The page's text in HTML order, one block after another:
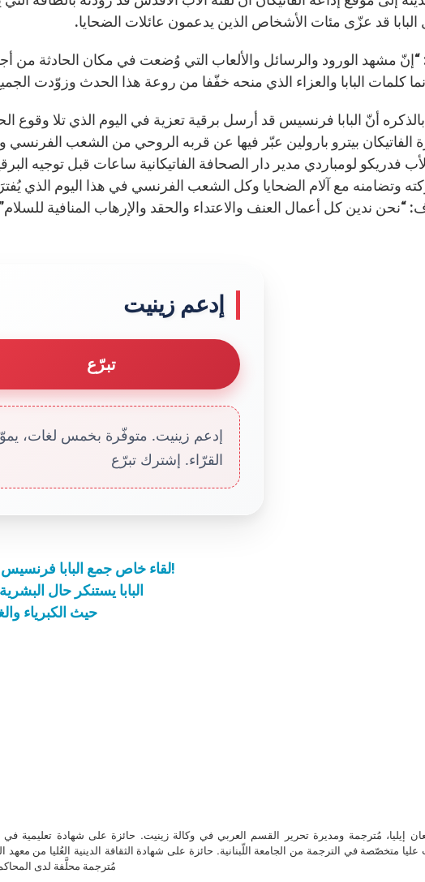
البابا قد عزّى مئات الأشخاص الذين يدعمون عائلات الضحايا.
“إنّ مشهد الورود والرسائل والألعاب التي وُضعت في مكان الحادثة من
إنما كلمات البابا والعزاء الذي منحه خفّفا من روعة هذا الحدث وزوّدت
أنّ البابا فرنسيس قد أرسل برقية تعزية في اليوم الذي تلا وقوع
الفاتيكان بيترو بارولين عبّر فيها عن قربه الروحي من الشعب
فدريكو لومباردي مدير دار الصحافة الفاتيكانية ساعات قبل توجيه
وتضامنه مع آلام الضحايا وكل الشعب الفرنسي في هذا اليوم الذي
“نحن ندين كل أعمال العنف والاعتداء والحقد والإرهاب المنافية
إدعم زينيت
تبرّع
إدعم زينيت. متوفّرة بخمس لغات،
القرّاء. إشترك تبرّع
لقاء خاص جمع البابا فرنسيس بالرئيس هولاند يوم أمس في الفاتيكان!
البابا يستنكر حال
حيث الكبرياء
إيليا، مُترجمة ومديرة تحرير القسم العربي في وكالة زينيت. حائزة على شهادة تعليمية
متخصّصة في الترجمة من الجامعة اللّبنانية. حائزة على شهادة الثقافة الدينية العُليا من معهد
مُترجمة محلَّفة لدى المحاكم.